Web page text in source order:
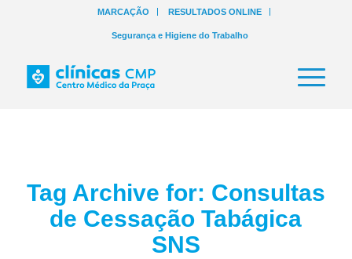
MARCAÇÃO RESULTADOS ONLINE
Segurança e Higiene do Trabalho
Tag Archive for: Consultas
de Cessação Tabágica
SNS